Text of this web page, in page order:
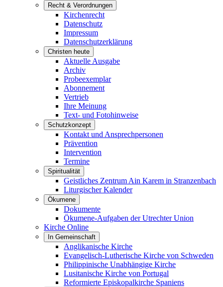
Recht & Verordnungen
Kirchenrecht
Datenschutz
Impressum
Datenschutzerklärung
Christen heute
Aktuelle Ausgabe
Archiv
Probeexemplar
Abonnement
Vertrieb
Ihre Meinung
Text- und Fotohinweise
Schutzkonzept
Kontakt und Ansprechpersonen
Prävention
Intervention
Termine
Spiritualität
Geistliches Zentrum Ain Karem in Stranzenbach
Liturgischer Kalender
Ökumene
Dokumente
Ökumene-Aufgaben der Utrechter Union
Kirche Online
In Gemeinschaft
Anglikanische Kirche
Evangelisch-Lutherische Kirche von Schweden
Philippinische Unabhängige Kirche
Lusitanische Kirche von Portugal
Reformierte Episkopalkirche Spaniens